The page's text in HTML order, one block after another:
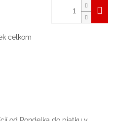
O
e
celkom